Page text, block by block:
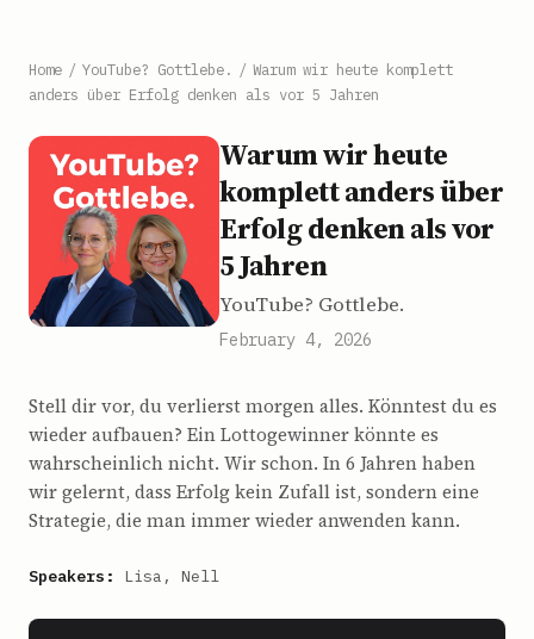
Home / YouTube? Gottlebe. / Warum wir heute komplett
anders über Erfolg denken als vor 5 Jahren
Warum wir heute
komplett anders über
Erfolg denken als vor
5 Jahren
YouTube? Gottlebe.
February 4, 2026
Stell dir vor, du verlierst morgen alles. Könntest du es
wieder aufbauen? Ein Lottogewinner könnte es
wahrscheinlich nicht. Wir schon. In 6 Jahren haben
wir gelernt, dass Erfolg kein Zufall ist, sondern eine
Strategie, die man immer wieder anwenden kann.
Speakers: Lisa, Nell